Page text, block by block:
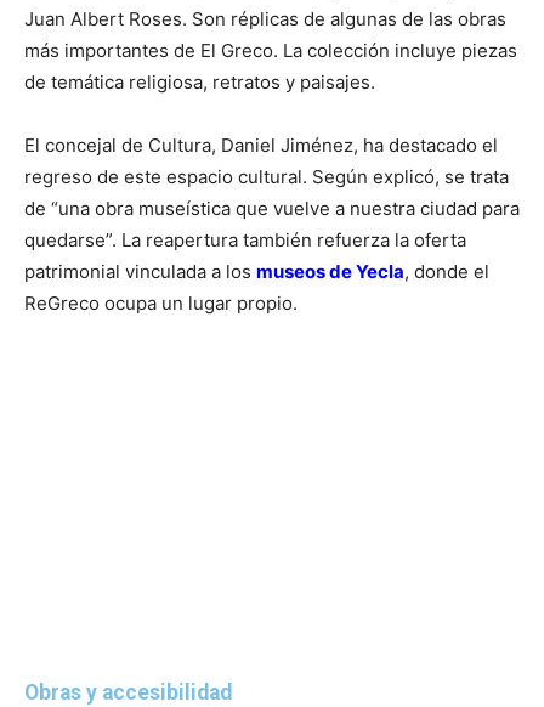
Juan Albert Roses. Son réplicas de algunas de las obras
más importantes de El Greco. La colección incluye piezas
de temática religiosa, retratos y paisajes.
El concejal de Cultura, Daniel Jiménez, ha destacado el
regreso de este espacio cultural. Según explicó, se trata
de “una obra museística que vuelve a nuestra ciudad para
quedarse”. La reapertura también refuerza la oferta
patrimonial vinculada a los museos de Yecla, donde el
ReGreco ocupa un lugar propio.
Obras y accesibilidad